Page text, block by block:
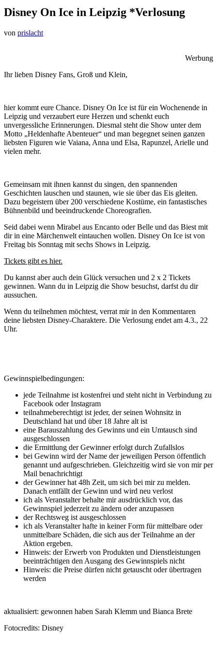
Disney On Ice in Leipzig *Verlosung
von prislacht
Werbung
Ihr lieben Disney Fans, Groß und Klein,
hier kommt eure Chance. Disney On Ice ist für ein Wochenende in
Leipzig und verzaubert eure Herzen und schenkt euch
unvergessliche Erinnerungen. Diesmal steht die Show unter dem
Motto „Heldenhafte Abenteuer“ und man begegnet seinen ganzen
liebsten Figuren wie Vaiana, Anna und Elsa, Rapunzel, Arielle und
vielen mehr.
Gemeinsam mit ihnen kannst du singen, den spannenden
Geschichten lauschen und staunen, wie sie über das Eis gleiten.
Dazu begeistern über 200 verschiedene Kostüme, ein fantastisches
Bühnenbild und beeindruckende Choreografien.
Seid dabei wenn Mirabel aus Encanto oder Belle und das Biest mit
dir in eine Märchenwelt eintauchen wollen. Disney On Ice ist von
Freitag bis Sonntag mit sechs Shows in Leipzig.
Tickets gibt es hier.
Du kannst aber auch dein Glück versuchen und 2 x 2 Tickets
gewinnen. Wann du in Leipzig die Show besuchst, darfst du dir
aussuchen.
Wenn du teilnehmen möchtest, verrat mir in den Kommentaren
deine liebsten Disney-Charaktere. Die Verlosung endet am 4.3., 22
Uhr.
Gewinnspielbedingungen:
jede Teilnahme ist kostenfrei und steht nicht in Verbindung zu
Facebook oder Instagram
teilnahmeberechtigt ist jeder, der seinen Wohnsitz in
Deutschland hat und über 18 Jahre alt ist
eine Barauszahlung des Gewinns und ein Umtausch sind
ausgeschlossen
die Ermittlung der Gewinner erfolgt durch Zufallslos
bei Gewinn wird der Name der jeweiligen Person öffentlich
genannt und aufgeschrieben. Gleichzeitig wird sie von mir per
Mail benachrichtigt
der Gewinner hat 48h Zeit, um sich bei mir zu melden.
Danach entfällt der Gewinn und wird neu verlost
ich als Veranstalter behalte mir ausdrücklich vor, das
Gewinnspiel jederzeit zu ändern oder anzupassen
der Rechtsweg ist ausgeschlossen
ich als Veranstalter hafte in keiner Form für mittelbare oder
unmittelbare Schäden, die sich aus der Teilnahme an der
Aktion ergeben.
Hinweis: der Erwerb von Produkten und Dienstleistungen
beeinträchtigen den Ausgang des Gewinnspiels nicht
Hinweis: die Preise dürfen nicht getauscht oder übertragen
werden
aktualisiert: gewonnen haben Sarah Klemm und Bianca Brete
Fotocredits: Disney